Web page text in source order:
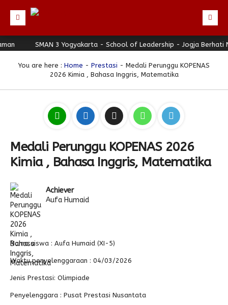
Beranda
Profil
Struktur Organisasi
Pengumuman
Guru & Karyawan
Padmanaba Smart Service
Karya Siswa
Progresif #37
Padstory
Antologi Puisi 1
Antologi Puisi 2
Antologi Puisi 3
Antologi Puisi 4
Fasilitas
Eskul
Kegiatan Kemitraan
Bulletin
Padnews
Majalah Progresif
Link Referensi
Event Padmanaba
Penbes 2026
PPDB
Alumni
SMAN 3 Yogyakarta - School of Leadership - Jogja Berhati
You are here : Home - Prestasi - Medali Perunggu KOPENAS
2026 Kimia , Bahasa Inggris, Matematika
Medali Perunggu KOPENAS 2026
Kimia , Bahasa Inggris, Matematika
Achiever
Aufa Humaid
Nama siswa : Aufa Humaid (XI-5)
Waktu penyelenggaraan : 04/03/2026
Jenis Prestasi: Olimpiade
Penyelenggara : Pusat Prestasi Nusantata